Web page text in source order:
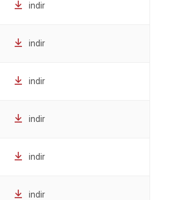
indir
indir
indir
indir
indir
indir